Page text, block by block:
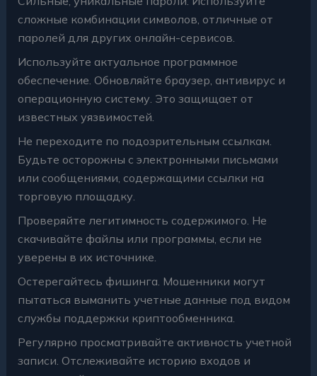
сложные комбинации символов, отличные от
паролей для других онлайн-сервисов.
Используйте актуальное программное
обеспечение. Обновляйте браузер, антивирус и
операционную систему. Это защищает от
известных уязвимостей.
Не переходите по подозрительным ссылкам.
Будьте осторожны с электронными письмами
или сообщениями, содержащими ссылки на
торговую площадку.
Проверяйте легитимность содержимого. Не
скачивайте файлы или программы, если не
уверены в их источнике.
Остерегайтесь фишинга. Мошенники могут
пытаться выманить учетные данные под видом
службы поддержки криптообменника.
Регулярно просматривайте активность учетной
записи. Отслеживайте историю входов и